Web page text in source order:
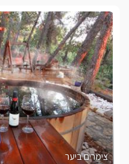
צימרים ביער